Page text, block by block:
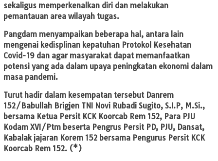
sekaligus memperkenalkan diri dan melakukan
pemantauan area wilayah tugas.
Pangdam menyampaikan beberapa hal, antara lain
mengenai kedisplinan kepatuhan Protokol Kesehatan
Covid-19 dan agar masyarakat dapat memanfaatkan
potensi yang ada dalam upaya peningkatan ekonomi dalam
masa pandemi.
Turut hadir dalam kesempatan tersebut Danrem
152/Babullah Brigjen TNI Novi Rubadi Sugito, S.I.P, M.Si.,
bersama Ketua Persit KCK Koorcab Rem 152, Para PJU
Kodam XVI/Ptm beserta Pengrus Persit PD, PJU, Dansat,
Kabalak jajaran Korem 152 bersama Pengurus Persit KCK
Koorcab Rem 152. (*)